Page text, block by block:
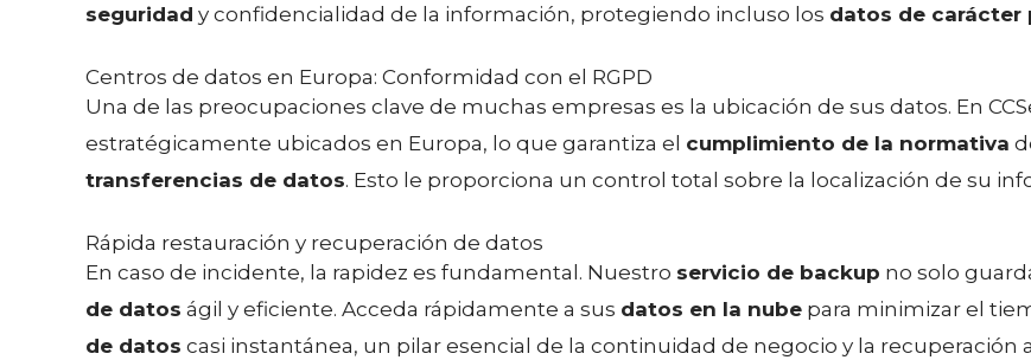
seguridad y confidencialidad de la información, protegiendo incluso los datos de carácter
Centros de datos en Europa: Conformidad con el RGPD
Una de las preocupaciones clave de muchas empresas es la ubicación de sus datos. En
estratégicamente ubicados en Europa, lo que garantiza el cumplimiento de la normativa
transferencias de datos. Esto le proporciona un control total sobre la localización de su
Rápida restauración y recuperación de datos
En caso de incidente, la rapidez es fundamental. Nuestro servicio de backup no solo
de datos ágil y eficiente. Acceda rápidamente a sus datos en la nube para minimizar el
de datos casi instantánea, un pilar esencial de la continuidad de negocio y la recuperación